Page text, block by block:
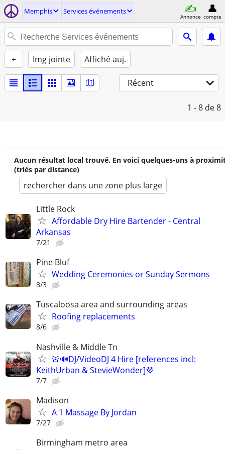
Memphis Services événements
Annonce compte
+ Img jointe Affiché auj.
Récent
1 - 8 de 8
Aucun résultat local trouvé. En voici quelques-uns à
(triés par distance)
rechercher dans une zone plus large
Little Rock
Affordable Dry Hire Bartender - Central
Arkansas
7/21
Pine Bluf
Wedding Ceremonies or Sunday Sermons
8/3
Tuscaloosa area and surrounding areas
Roofing replacements
8/6
Nashville & Middle Tn
🚨🔊DJ/VideoDJ 4 Hire [references incl:
KeithUrban & StevieWonder]💜
7/7
Madison
A 1 Massage By Jordan
7/27
Birmingham metro area